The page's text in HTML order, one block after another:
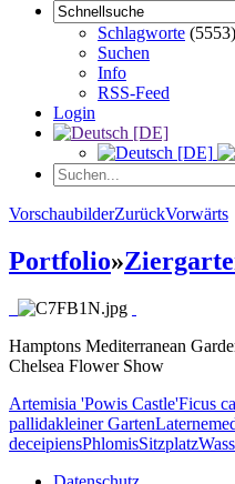
Schlagworte (5553)
Suchen
Info
RSS-Feed
Login
VorschaubilderZurückVorwärts
Portfolio»
Hamptons Mediterranean
Chelsea Flower Show
Artemisia 'Powis Castle'Ficus
pallidakleiner GartenLaterne
deceipiensPhlomisSitzplatz